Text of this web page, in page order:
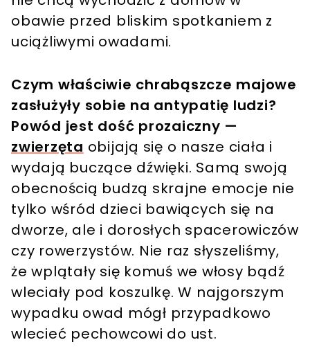
obawie przed bliskim spotkaniem z
uciążliwymi owadami.
Czym właściwie chrabąszcze majowe
zasłużyły sobie na antypatię ludzi?
Powód jest dość prozaiczny —
zwierzęta obijają się o nasze ciała i
wydają buczące dźwięki. Samą swoją
obecnością budzą skrajne emocje nie
tylko wśród dzieci bawiących się na
dworze, ale i dorosłych spacerowiczów
czy rowerzystów. Nie raz słyszeliśmy,
że wplątały się komuś we włosy bądź
wleciały pod koszulkę. W najgorszym
wypadku owad mógł przypadkowo
wlecieć pechowcowi do ust.